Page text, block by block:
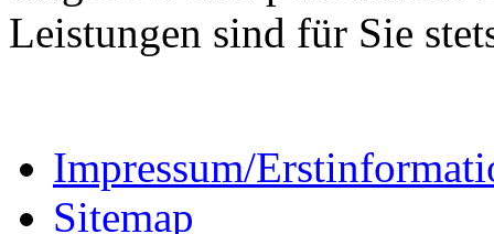
Leistungen sind für Sie
Impressum/
Sitemap